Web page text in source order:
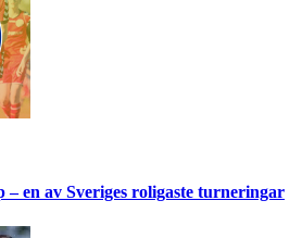
en av Sveriges roligaste turneringar